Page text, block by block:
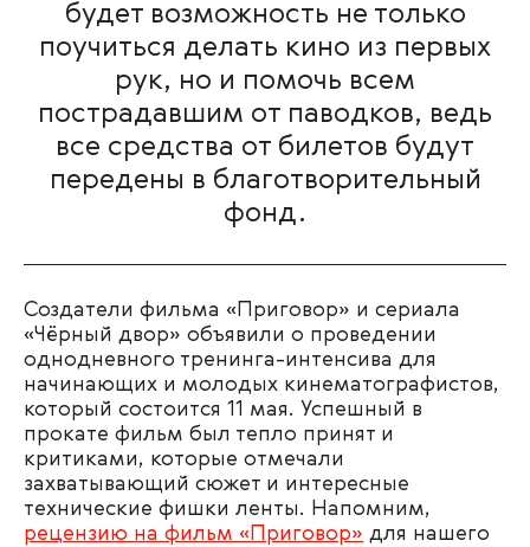
будет возможность не только
поучиться делать кино из первых
рук, но и помочь всем
пострадавшим от паводков, ведь
все средства от билетов будут
передены в благотворительный
фонд.
Создатели фильма «Приговор» и сериала
«Чёрный двор» объявили о проведении
однодневного тренинга-интенсива для
начинающих и молодых кинематографистов,
который состоится 11 мая. Успешный в
прокате фильм был тепло принят и
критиками, которые отмечали
захватывающий сюжет и интересные
технические фишки ленты. Напомним,
рецензию на фильм «Приговор» для нашего